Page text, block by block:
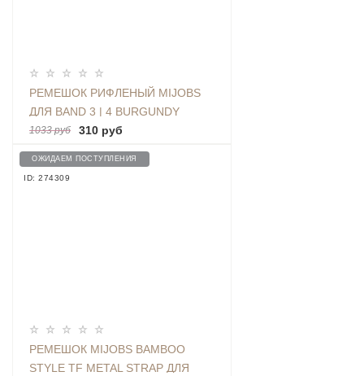
РЕМЕШОК РИФЛЕНЫЙ MIJOBS
ДЛЯ BAND 3 | 4 BURGUNDY
1033 руб 310 руб
ОЖИДАЕМ ПОСТУПЛЕНИЯ
ID: 274309
РЕМЕШОК MIJOBS BAMBOO
STYLE TF METAL STRAP ДЛЯ